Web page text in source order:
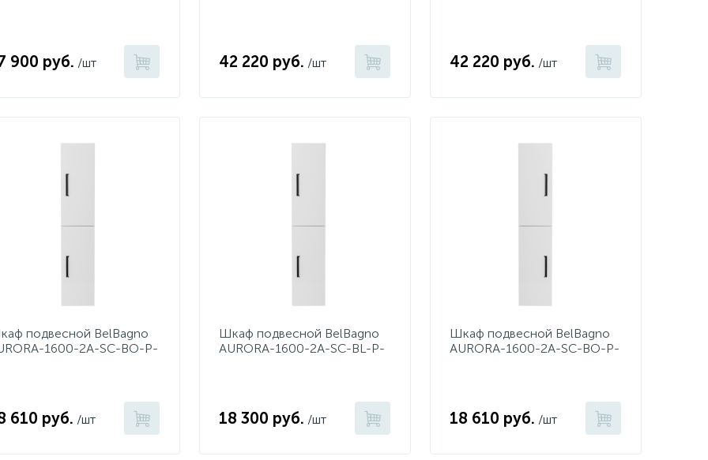
900 руб. /шт 42 220 руб. /шт 42 220 руб. /шт
подвесной BelBagno
1600-2A-SC-BO-P-
610 руб. /шт
Шкаф подвесной BelBagno
AURORA-1600-2A-SC-BL-P-
18 300 руб. /шт
Шкаф подвесной BelBagno
AURORA-1600-2A-SC-BO-P-
18 610 руб. /шт